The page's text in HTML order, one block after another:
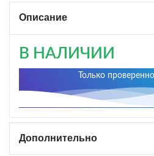
Описание
В НАЛИЧИИ
Только
Дополнительно